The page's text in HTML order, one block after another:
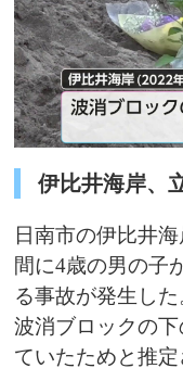
伊比井海岸、
日南市の伊比井
間に4歳の男の子
る事故が発生し
波消ブロックの
ていたためと推定